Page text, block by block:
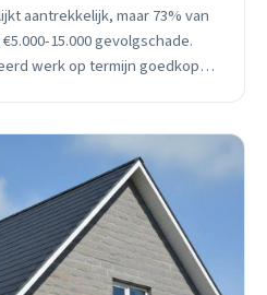
aantrekkelijk, maar 73% van
15.000 gevolgschade.
werk op termijn goedkoper